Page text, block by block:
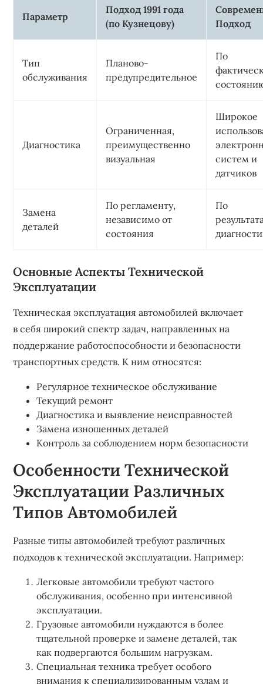
Параметр
Подход 1991 года
(по Кузнецову)
Подход
Тип
обслуживания
Планово-
предупредительное
По
Диагностика
Ограниченная,
преимущественно
визуальная
Широкое
систем и
датчиков
Замена
деталей
По регламенту,
независимо от
состояния
По
Основные Аспекты Технической
Эксплуатации
Техническая эксплуатация автомобилей включает
в себя широкий спектр задач, направленных на
поддержание работоспособности и безопасности
транспортных средств. К ним относятся:
Регулярное техническое обслуживание
Текущий ремонт
Диагностика и выявление неисправностей
Замена изношенных деталей
Контроль за соблюдением норм безопасности
Особенности Технической
Эксплуатации Различных
Типов Автомобилей
Разные типы автомобилей требуют различных
подходов к технической эксплуатации. Например:
Легковые автомобили требуют частого
обслуживания, особенно при интенсивной
эксплуатации.
Грузовые автомобили нуждаются в более
тщательной проверке и замене деталей, так
как подвергаются большим нагрузкам.
Специальная техника требует особого
внимания к специализированным узлам и